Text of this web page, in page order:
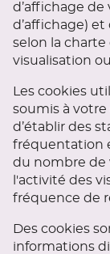
d’affichage
d’affichage) et
selon la
visualisation
Les cookies
soumis à
d’établir des
fréquentation
du nombre de
l'activité des
fréquence de
Des cookies
informations